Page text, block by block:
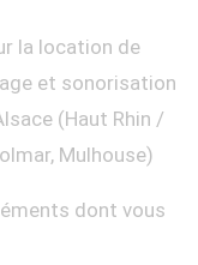
la location de
et sonorisation
(Haut Rhin /
Mulhouse)
dont vous